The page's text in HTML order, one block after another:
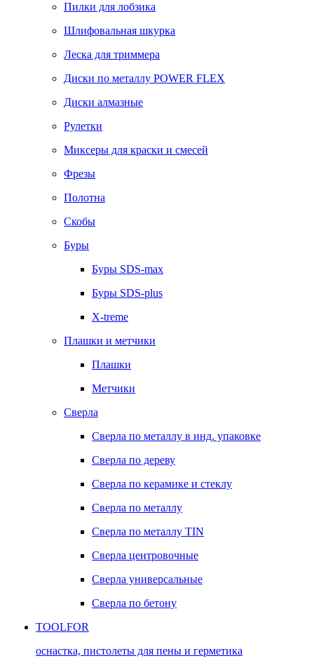
Пилки для лобзика
Шлифовальная шкурка
Леска для триммера
Диски по металлу POWER FLEX
Диски алмазные
Рулетки
Миксеры для краски и смесей
Фрезы
Полотна
Скобы
Буры
Буры SDS-max
Буры SDS-plus
X-treme
Плашки и метчики
Плашки
Метчики
Сверла
Сверла по металлу в инд. упаковке
Сверла по дереву
Сверла по керамике и стеклу
Сверла по металлу
Сверла по металлу TIN
Сверла центровочные
Сверла универсальные
Сверла по бетону
TOOLFOR
оснастка, пистолеты для пены и герметика